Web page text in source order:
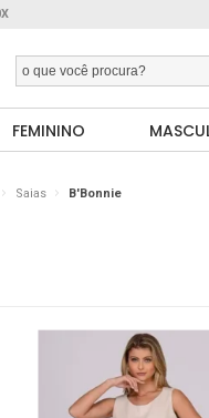
FEMININO
Saias B'Bonnie